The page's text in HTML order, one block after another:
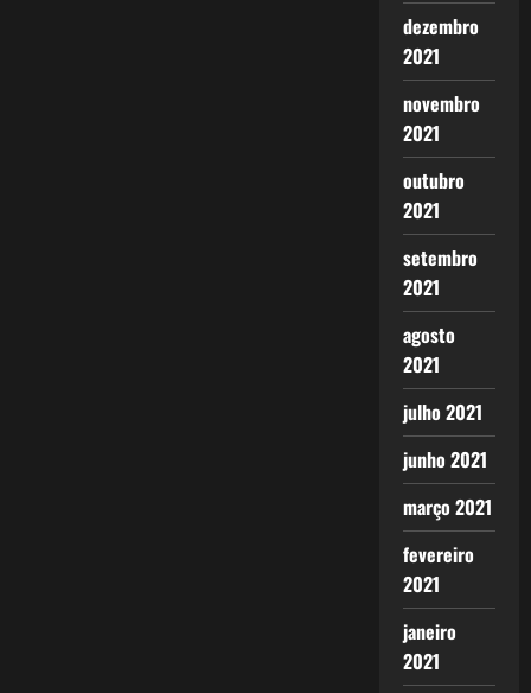
dezembro
2021
novembro
2021
outubro
2021
setembro
2021
agosto
2021
julho 2021
junho 2021
março 2021
fevereiro
2021
janeiro
2021